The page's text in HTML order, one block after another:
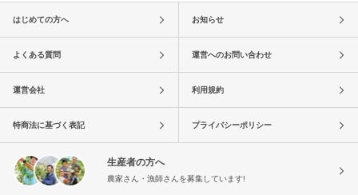
はじめての方へ お知らせ
よくある質問 運営へのお問い合わせ
運営会社 利用規約
特商法に基づく表記 プライバシーポリシー
生産者の方へ
農家さん・漁師さんを募集しています!